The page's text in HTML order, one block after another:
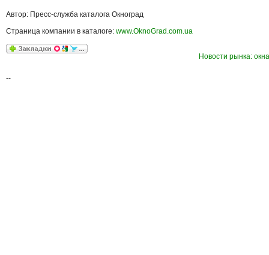
Автор: Пресс-служба каталога Окноград
Страница компании в каталоге: www.OknoGrad.com.ua
Новости рынка:
--